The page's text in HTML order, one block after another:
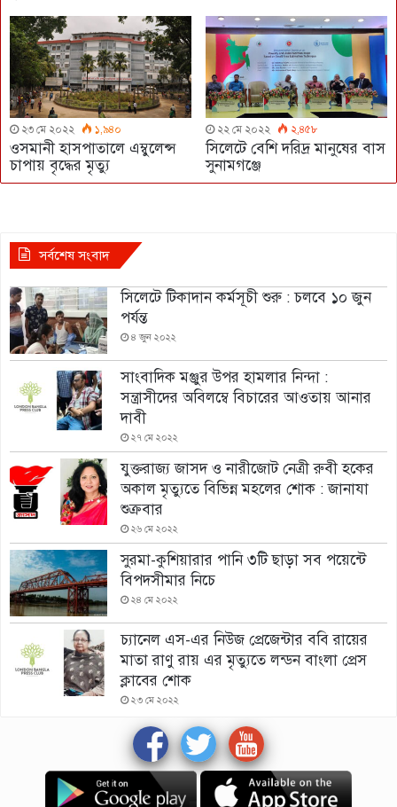
২৩ মে ২০২২ ১,৯৪০
ওসমানী হাসপাতালে এম্বুলেন্স
চাপায় বৃদ্ধের মৃত্যু
২২ মে ২০২২ ২,৪৫৮
সিলেটে বেশি দরিদ্র মানুষের বাস
সুনামগঞ্জে
সর্বশেষ সংবাদ
সিলেটে টিকাদান কর্মসূচী শুরু : চলবে ১০ জুন
পর্যন্ত
৪ জুন ২০২২
সাংবাদিক মঞ্জুর উপর হামলার নিন্দা :
সন্ত্রাসীদের অবিলম্বে বিচারের আওতায় আনার
দাবী
২৭ মে ২০২২
যুক্তরাজ্য জাসদ ও নারীজোট নেত্রী রুবী হকের
অকাল মৃত্যুতে বিভিন্ন মহলের শোক : জানাযা
শুক্রবার
২৬ মে ২০২২
সুরমা-কুশিয়ারার পানি ৩টি ছাড়া সব পয়েন্টে
বিপদসীমার নিচে
২৪ মে ২০২২
চ্যানেল এস-এর নিউজ প্রেজেন্টার ববি রায়ের
মাতা রাণু রায় এর মৃত্যুতে লন্ডন বাংলা প্রেস
ক্লাবের শোক
২৩ মে ২০২২